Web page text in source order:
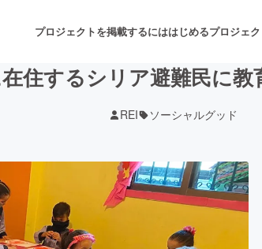
プロジェクトを掲載するにははじめるプロジェ
音楽 舞台・
ゲーム・サービス開発 フー
住するシリア避難民に
REI ソーシャルグッド